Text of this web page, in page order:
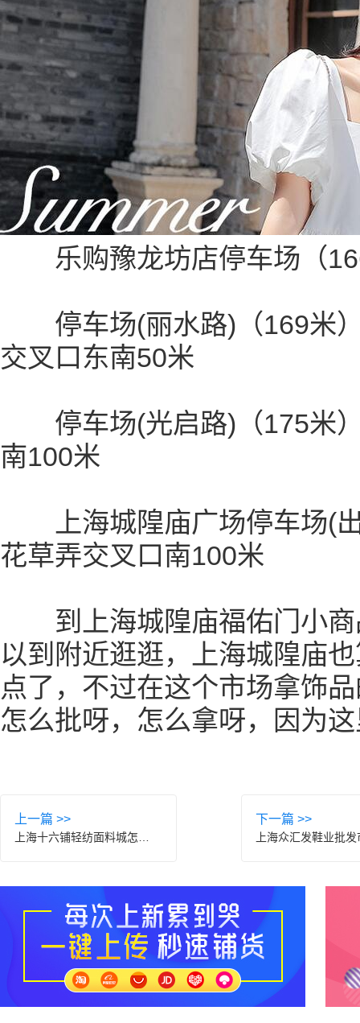
乐购豫龙坊店停车场（
停车场(丽水路)（169米）
交叉口东南50米
停车场(光启路)（175米）
南100米
上海城隍庙广场停车场(出
花草弄交叉口南100米
到上海城隍庙福佑门小商
以到附近逛逛，上海城隍庙
点了，不过在这个市场拿饰
怎么批呀，怎么拿呀，因为
上一篇 >> 下一篇 >>